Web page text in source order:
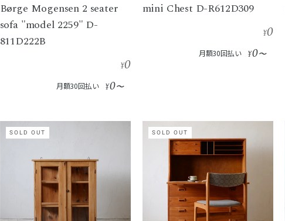
Børge Mogensen 2 seater
sofa "model 2259" D-
811D222B
¥0
月額30回払い ¥0〜
mini Chest D-R612D309
¥0
月額30回払い ¥0〜
SOLD OUT SOLD OUT